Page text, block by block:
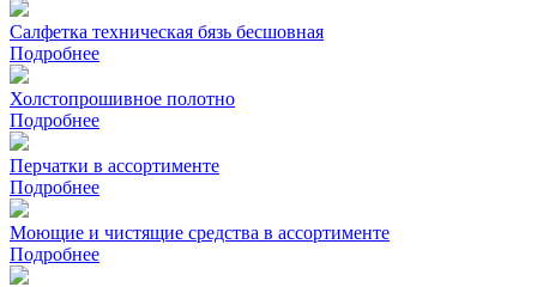
Салфетка техническая бязь бесшовная
Подробнее
Холстопрошивное полотно
Подробнее
Перчатки в ассортименте
Подробнее
Моющие и чистящие средства в ассортименте
Подробнее